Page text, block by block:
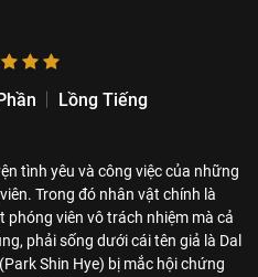
Lồng Tiếng
tình yêu và công việc của những
Trong đó nhân vật chính là
viên vô trách nhiệm mà cả
phải sống dưới cái tên giả là Dal
Shin Hye) bị mắc hội chứng